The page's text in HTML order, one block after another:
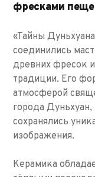
фресками
«Тайны
соединились
древних фресок
традиции. Его
атмосферой
города
сохранялись
изображения.
Керамика